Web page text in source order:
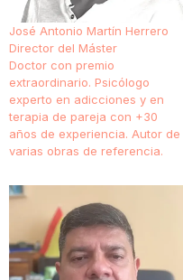
José Antonio Martín Herrero
Director del Máster
Doctor con premio
extraordinario. Psicólogo
experto en adicciones y en
terapia de pareja con +30
años de experiencia. Autor de
varias obras de referencia.